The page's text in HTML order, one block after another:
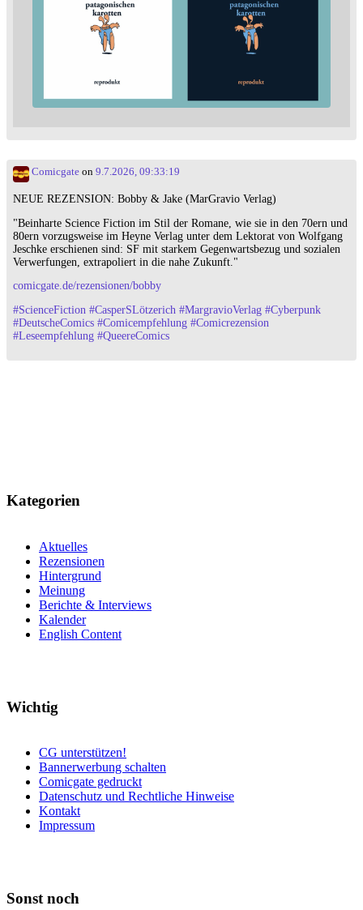
Comicgate on 9.7.2026, 09:33:19
NEUE REZENSION: Bobby & Jake (MarGravio Verlag)
"Beinharte Science Fiction im Stil der Romane, wie sie in den 70ern und
80ern vorzugsweise im Heyne Verlag unter dem Lektorat von Wolfgang
Jeschke erschienen sind: SF mit starkem Gegenwartsbezug und sozialen
Verwerfungen, extrapoliert in die nahe Zukunft."
comicgate.de/rezensionen/bobby
#ScienceFiction #CasperSLötzerich #MargravioVerlag #Cyberpunk
#DeutscheComics #Comicempfehlung #Comicrezension
#Leseempfehlung #QueereComics
Kategorien
Aktuelles
Rezensionen
Hintergrund
Meinung
Berichte & Interviews
Kalender
English Content
Wichtig
CG unterstützen!
Bannerwerbung schalten
Comicgate gedruckt
Datenschutz und Rechtliche Hinweise
Kontakt
Impressum
Sonst noch